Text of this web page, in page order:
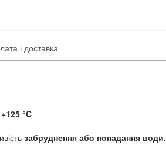
і доставка
°C
забруднення або попадання води.